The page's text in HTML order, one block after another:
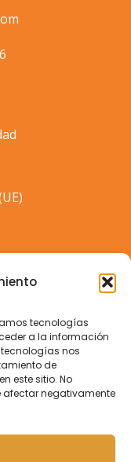
tecnologías
a la información
nos
de
este sitio. No
afectar negativamente